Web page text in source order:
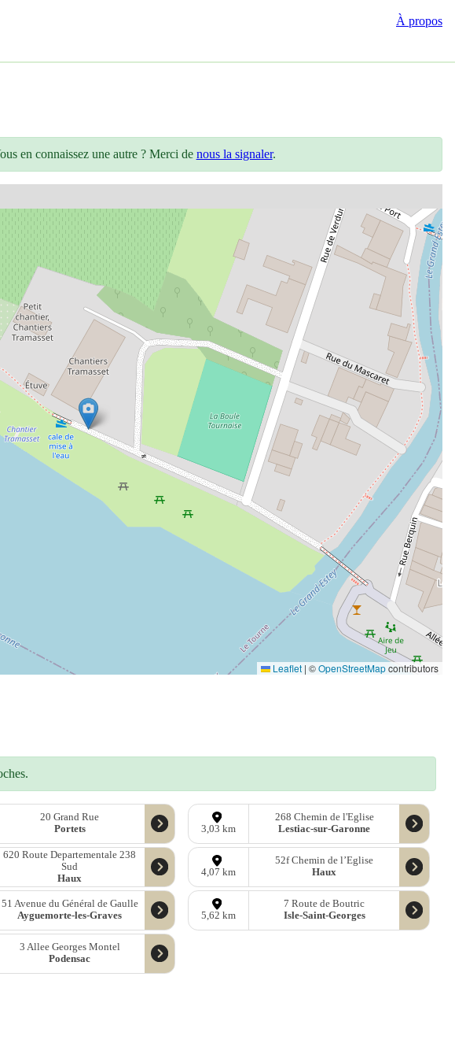
À propos
en connaissez une autre ? Merci de nous la signaler.
Leaflet | ©OpenStreetMapcontributors
20 Grand Rue
Portets
3,03 km
268 Chemin de l'Eglise
Lestiac-sur-Garonne
620 Route Departementale 238
Sud
Haux
4,07 km
52f Chemin de l’Eglise
Haux
51 Avenue du Général de Gaulle
Ayguemorte-les-Graves
5,62 km
7 Route de Boutric
Isle-Saint-Georges
3 Allee Georges Montel
Podensac